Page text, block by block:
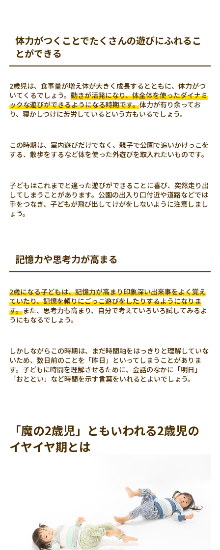
体力がつくことでたくさんの遊びにふれるこ
とができる
2歳児は、食事量が増え体が大きく成長するとともに、体力がつ
いてくるでしょう。動きが活発になり、体全体を使ったダイナミ
ックな遊びができるようになる時期です。体力が有り余ってお
り、寝かしつけに苦労しているという方もいるでしょう。
この時期は、室内遊びだけでなく、親子で公園で追いかけっこを
する、散歩をするなど体を使った外遊びを取入れたいものです。
子どもはこれまでと違った遊びができることに喜び、突然走り出
してしまうことがあります。公園の出入り口付近や道路などでは
手をつなぎ、子どもが飛び出してけがをしないように注意しまし
ょう。
記憶力や思考力が高まる
2歳になる子どもは、記憶力が高まり印象深い出来事をよく覚え
ていたり、記憶を頼りにごっこ遊びをしたりするようになりま
す。また、思考力も高まり、自分で考えていろいろ試してみるよ
うにもなるでしょう。
しかしながらこの時期は、まだ時間軸をはっきりと理解していな
いため、数日前のことを「昨日」といってしまうことがありま
す。子どもに時間を理解させるために、会話のなかに「明日」
「おととい」など時間を示す言葉をいれるとよいでしょう。
「魔の2歳児」ともいわれる2歳児の
イヤイヤ期とは